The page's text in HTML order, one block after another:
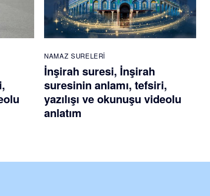
NAMAZ SURELERI
İnşirah suresi, İnşirah
suresinin anlamı, tefsiri,
yazılışı ve okunuşu videolu
anlatım